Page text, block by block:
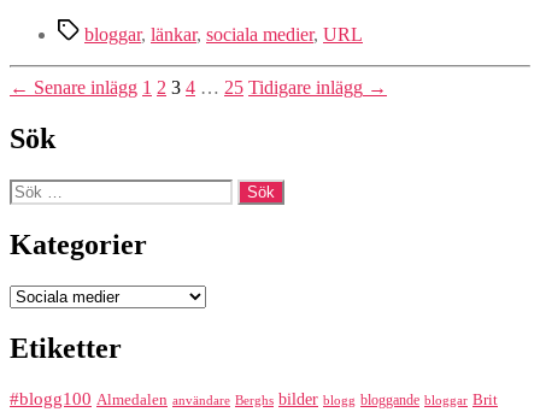
Etiketter
bloggar, länkar, sociala medier, URL
Sidnumrering
för
inlägg
← Senare inlägg 1 2 3 4 … 25 Tidigare inlägg →
Sök
Sök
efter:
Kategorier
Kategorier
Etiketter
#blogg100 Almedalen användare Berghs bilder blogg bloggande bloggar Brit